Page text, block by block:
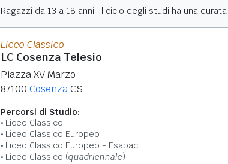
Ragazzi da 13 a 18 anni. Il ciclo degli studi ha una
Liceo Classico
LC Cosenza Telesio
Piazza XV Marzo
87100 CosenzaCS
Percorsi di Studio:
Liceo Classico
Liceo Classico Europeo
Liceo Classico Europeo - Esabac
Liceo Classico (quadriennale)